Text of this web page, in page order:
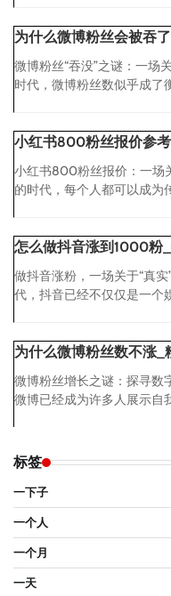
为什么微博粉丝会被吞
微博粉丝“吞没”之谜：一场
时代，微博粉丝数似乎成了
小红书800粉丝报价参
小红书800粉丝报价：一场
的时代，每个人都可以成为
怎么做抖音涨到1000粉
做抖音涨粉，一场关于“真
代，抖音已经不仅仅是一个
为什么微博粉丝数不涨_
微博粉丝增长之谜：探寻数
微博已经成为许多人展示自
标签
一下子
一个人
一个月
一天